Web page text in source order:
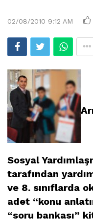
02/08/2010 9:12 AM
Sosyal
tarafından
ve 8. sınıflarda
adet “konu
“soru bankası”